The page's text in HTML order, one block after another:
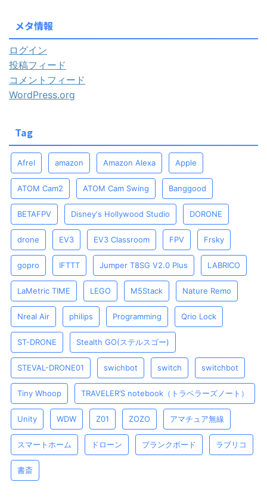
メタ情報
ログイン
投稿フィード
コメントフィード
WordPress.org
Tag
Afrel amazon Amazon Alexa Apple
ATOM Cam2 ATOM Cam Swing Banggood
BETAFPV Disney's Hollywood Studio DORONE
drone EV3 EV3 Classroom FPV Frsky
gopro IFTTT Jumper T8SG V2.0 Plus LABRICO
LaMetric TIME LEGO M5Stack Nature Remo
Nreal Air philips Programming Qrio Lock
ST-DRONE Stealth GO(ステルスゴー)
STEVAL-DRONE01 swichbot switch switchbot
Tiny Whoop TRAVELER’S notebook（トラベラーズノート）
Unity WDW Z01 ZOZO アマチュア無線
スマートホーム ドローン プランクボード ラブリコ
書斎